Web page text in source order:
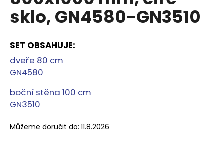
hvězdiček.
sklo, GN4580-GN3510
SET OBSAHUJE:
dveře 80 cm
GN4580
boční stěna 100 cm
GN3510
Můžeme doručit do: 11.8.2026
HLEDAT
D
o
p
o
r
u
č